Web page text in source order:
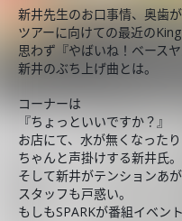
新井先生のお口事情、奥歯
ツアーに向けての最近のKing
思わず『やばいね！ベース
新井のぶち上げ曲とは。
コーナーは
『ちょっといいですか？』
お店にて、水が無くなった
ちゃんと声掛けする新井氏。
そして新井がテンションあ
スタッフも戸惑い。
もしもSPARKが番組イベン